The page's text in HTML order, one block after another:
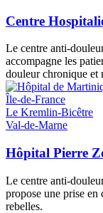
Centre
Le centre anti-
accompagne les
douleur chronique et
Île-de-France
Le Kremlin-Bicêtre
Val-de-Marne
Hôpital Pierre
Le centre anti-
propose une prise en
rebelles.